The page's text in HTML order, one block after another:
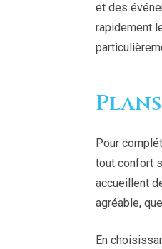
et des
rapidement
Pour
tout confort
accueillent
agréable,
En